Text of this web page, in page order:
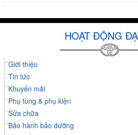
HOẠT ĐỘNG
Giới thiệu
Tin tức
Khuyến mãi
Phụ tùng & phụ kiện
Sửa chữa
Bảo hành bảo dưỡng